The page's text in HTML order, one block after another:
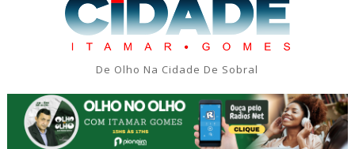
De Olho Na Cidade De Sobral